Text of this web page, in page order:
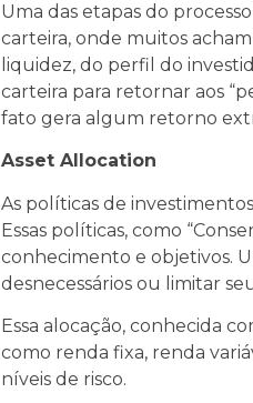
Uma das etapas do
carteira, onde muitos
liquidez, do perfil do
carteira para retornar aos
fato gera algum retorno
Asset Allocation
As políticas de
Essas políticas, como
conhecimento e objetivos.
desnecessários ou limitar
Essa alocação, conhecida
como renda fixa, renda
níveis de risco.